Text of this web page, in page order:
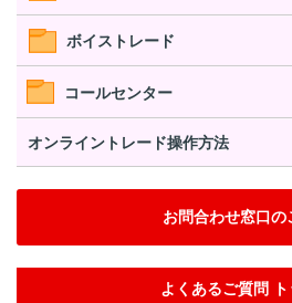
ボイストレード
コールセンター
オンライントレード操作方法
お問合わせ窓口の
よくあるご質問